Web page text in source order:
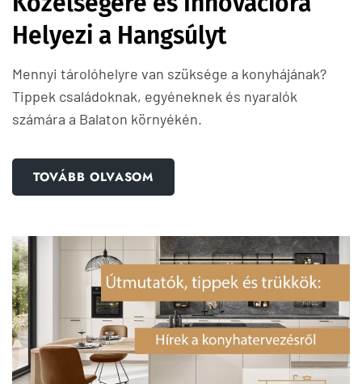
Helyezi a Hangsúlyt
Mennyi tárolóhelyre van szüksége a konyhájának?
Tippek családoknak, egyéneknek és nyaralók
számára a Balaton környékén.
TOVÁBB OLVASOM